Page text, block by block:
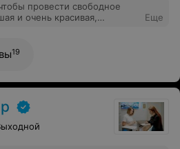
провести свободное
и очень красивая,
видов,
же отдельно стоящие
понравилось, спасибо
Еще
19